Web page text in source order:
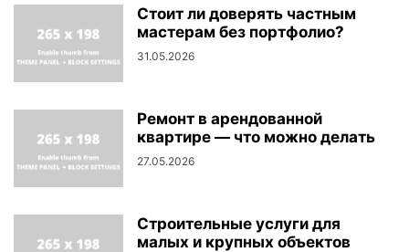
Стоит ли доверять частным
мастерам без портфолио?
31.05.2026
Ремонт в арендованной
квартире — что можно делать
27.05.2026
Строительные услуги для
малых и крупных объектов